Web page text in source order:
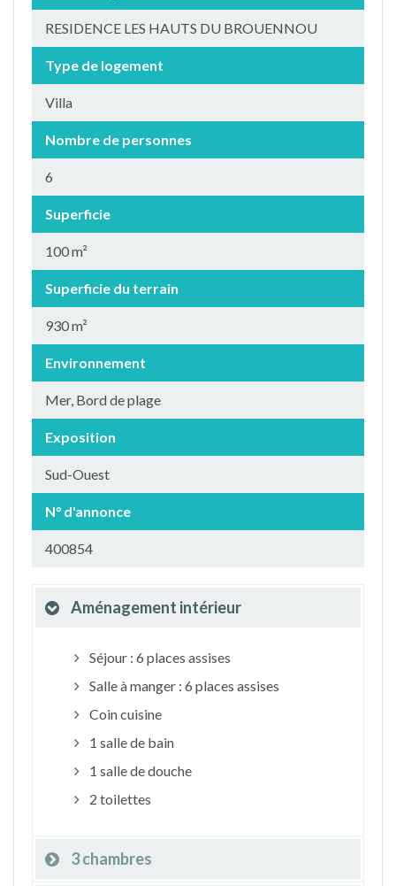
RESIDENCE LES HAUTS DU BROUENNOU
Type de logement
Villa
Nombre de personnes
6
Superficie
100 m²
Superficie du terrain
930 m²
Environnement
Mer, Bord de plage
Exposition
Sud-Ouest
N° d'annonce
400854
Aménagement intérieur
Séjour : 6 places assises
Salle à manger : 6 places assises
Coin cuisine
1 salle de bain
1 salle de douche
2 toilettes
3 chambres